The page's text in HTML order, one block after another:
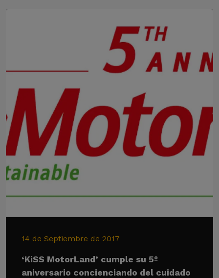
14 de Septiembre de 2017
‘KiSS MotorLand’ cumple su 5º
aniversario concienciando del cuidado